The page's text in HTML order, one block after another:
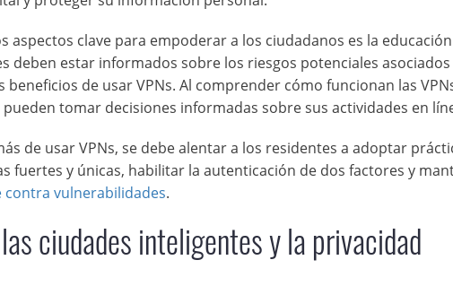
aspectos clave para empoderar a los ciudadanos es la
deben estar informados sobre los riesgos potenciales asociados
de usar VPNs. Al comprender cómo funcionan las
tomar decisiones informadas sobre sus actividades en
de usar VPNs, se debe alentar a los residentes a adoptar
fuertes y únicas, habilitar la autenticación de dos factores y
contra vulnerabilidades.
ciudades inteligentes y la privacidad